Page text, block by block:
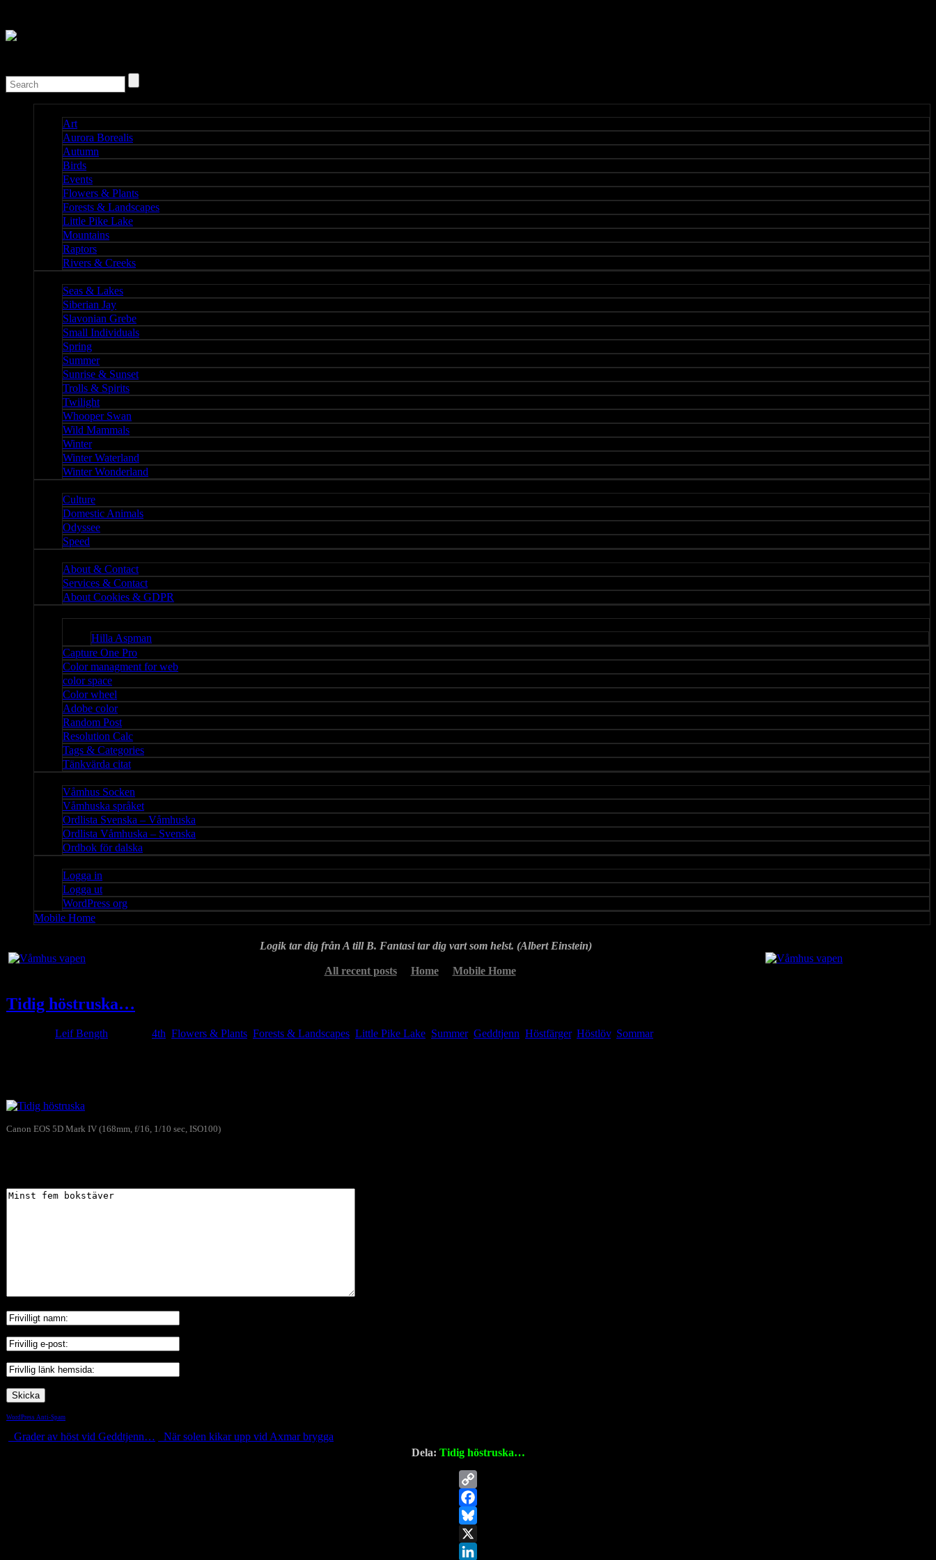
Art
Aurora Borealis
Autumn
Birds
Events
Flowers & Plants
Forests & Landscapes
Little Pike Lake
Mountains
Raptors
Rivers & Creeks
Seas & Lakes
Siberian Jay
Slavonian Grebe
Small Individuals
Spring
Summer
Sunrise & Sunset
Trolls & Spirits
Twilight
Whooper Swan
Wild Mammals
Winter
Winter Waterland
Winter Wonderland
Culture
Domestic Animals
Odyssee
Speed
About & Contact
Services & Contact
About Cookies & GDPR
Hilla Aspman
Capture One Pro
Color managment for web
color space
Color wheel
Adobe color
Random Post
Resolution Calc
Tags & Categories
Tänkvärda citat
Våmhus Socken
Våmhuska språket
Ordlista Svenska – Våmhuska
Ordlista Våmhuska – Svenska
Ordbok för dalska
Logga in
Logga ut
WordPress org
Mobile Home
Logik tar dig från A till B. Fantasi tar dig vart som helst. (Albert Einstein)
All recent posts Home Mobile Home
Tidig höstruska…
Leif Bength 4th Flowers & Plants Forests & Landscapes Little Pike Lake Summer Geddtjenn Höstfärger, Höstlöv, Sommar
Canon EOS 5D Mark IV (168mm, f/16, 1/10 sec, ISO100)
WordPress Anti-Spam
Grader av höst vid Geddtjenn…
När solen kikar upp vid Axmar brygga
Dela: Tidig höstruska…
Copy
Link
Facebook
Bluesky
X